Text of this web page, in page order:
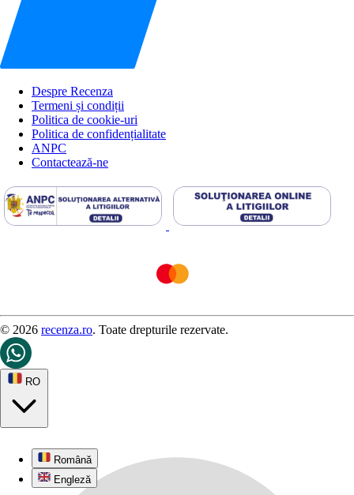
Despre Recenza
Termeni și condiții
Politica de cookie-uri
Politica de confidențialitate
ANPC
Contactează-ne
© 2026 recenza.ro. Toate drepturile rezervate.
RO
Română
Engleză